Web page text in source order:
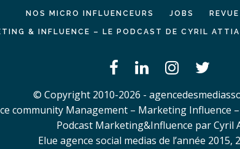
NOS MICRO INFLUENCEURS JOBS
& INFLUENCE – LE PODCAST DE CYRIL
© Copyright 2010-2026 -
community Management – Marketing Influence
Podcast Marketing&Influence par Cyril
Elue agence social medias de l’année 2015,